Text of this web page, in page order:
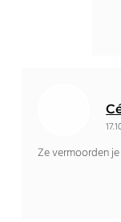
Ze vermoorden